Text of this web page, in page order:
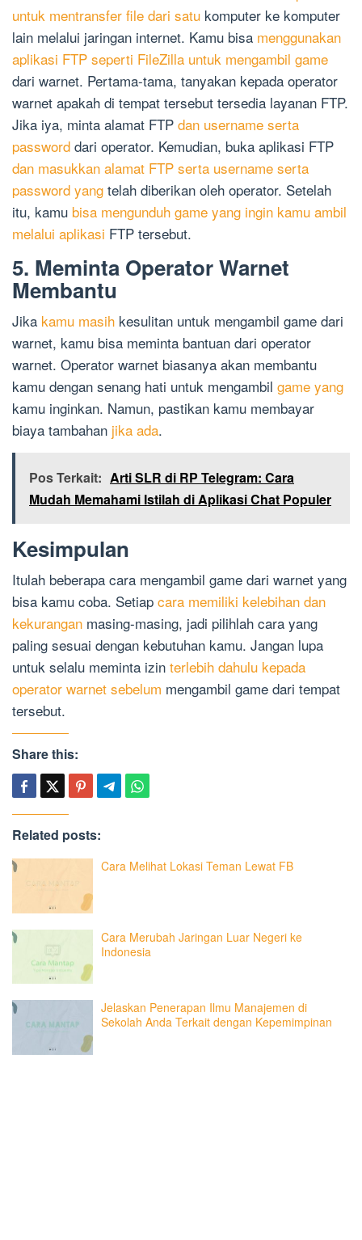
untuk mentransfer file dari satu komputer ke komputer
lain melalui jaringan internet. Kamu bisa menggunakan
aplikasi FTP seperti FileZilla untuk mengambil game
dari warnet. Pertama-tama, tanyakan kepada operator
warnet apakah di tempat tersebut tersedia layanan FTP.
Jika iya, minta alamat FTP dan username serta
password dari operator. Kemudian, buka aplikasi FTP
dan masukkan alamat FTP serta username serta
password yang telah diberikan oleh operator. Setelah
itu, kamu bisa mengunduh game yang ingin kamu ambil
melalui aplikasi FTP tersebut.
5. Meminta Operator Warnet
Membantu
Jika kamu masih kesulitan untuk mengambil game dari
warnet, kamu bisa meminta bantuan dari operator
warnet. Operator warnet biasanya akan membantu
kamu dengan senang hati untuk mengambil game yang
kamu inginkan. Namun, pastikan kamu membayar
biaya tambahan jika ada.
Pos Terkait: Arti SLR di RP Telegram: Cara
Mudah Memahami Istilah di Aplikasi Chat Populer
Kesimpulan
Itulah beberapa cara mengambil game dari warnet yang
bisa kamu coba. Setiap cara memiliki kelebihan dan
kekurangan masing-masing, jadi pilihlah cara yang
paling sesuai dengan kebutuhan kamu. Jangan lupa
untuk selalu meminta izin terlebih dahulu kepada
operator warnet sebelum mengambil game dari tempat
tersebut.
Share this:
Related posts:
Cara Melihat Lokasi Teman Lewat FB
Cara Merubah Jaringan Luar Negeri ke
Indonesia
Jelaskan Penerapan Ilmu Manajemen di
Sekolah Anda Terkait dengan Kepemimpinan